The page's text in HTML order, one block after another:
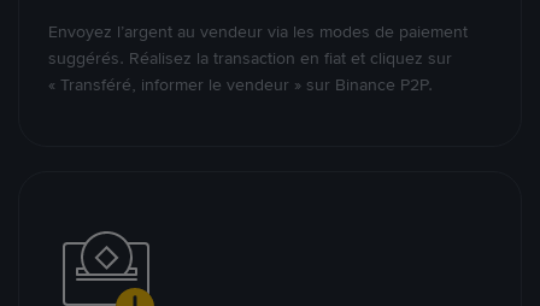
Envoyez l’argent au vendeur via les modes de paiement
suggérés. Réalisez la transaction en fiat et cliquez sur
« Transféré, informer le vendeur » sur Binance P2P.